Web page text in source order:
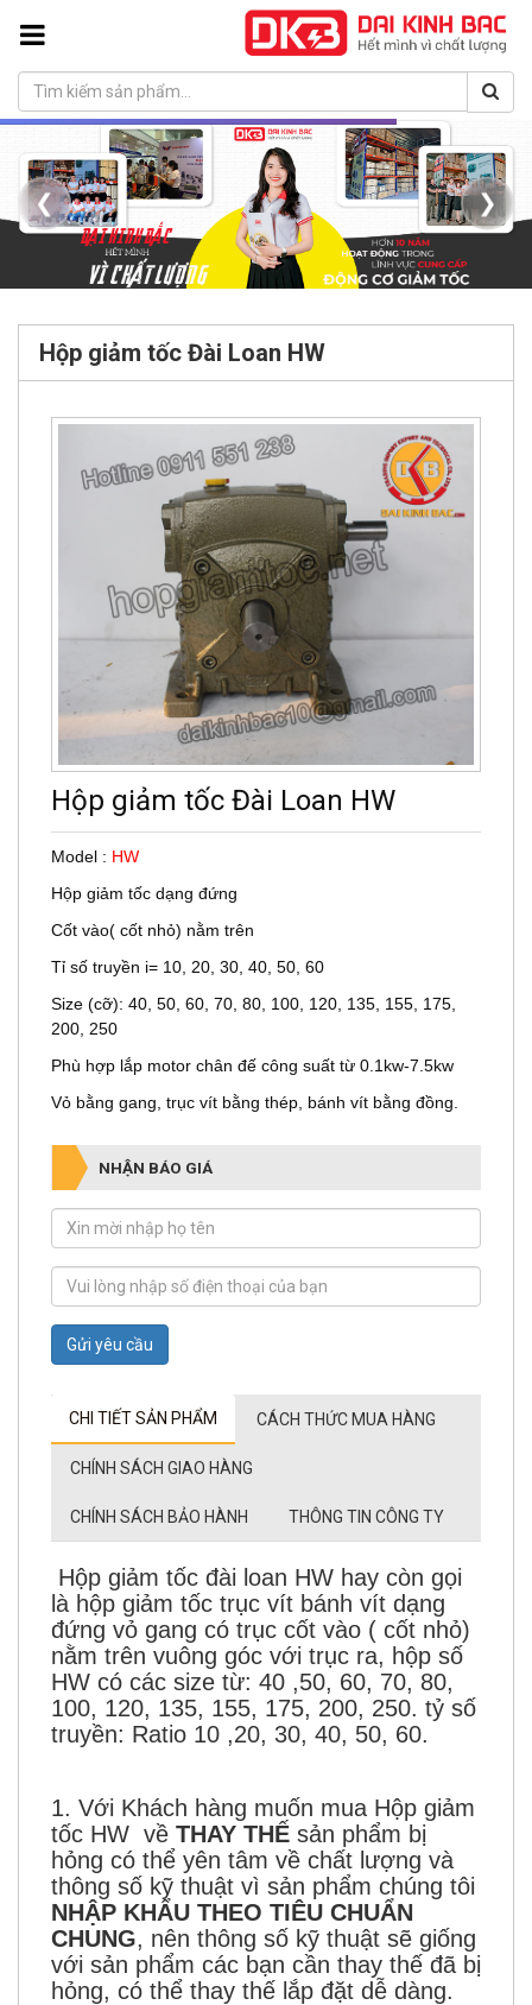
❮ ❯
Hộp giảm tốc Đài Loan HW
Hộp giảm tốc Đài Loan HW
Model : HW
Hộp giảm tốc dạng đứng
Cốt vào( cốt nhỏ) nằm trên
Tỉ số truyền i= 10, 20, 30, 40, 50, 60
Size (cỡ): 40, 50, 60, 70, 80, 100, 120, 135, 155, 175,
200, 250
Phù hợp lắp motor chân đế công suất từ 0.1kw-7.5kw
Vỏ bằng gang, trục vít bằng thép, bánh vít bằng đồng.
NHẬN BÁO GIÁ
Gửi yêu cầu
CHI TIẾT SẢN PHẨM CÁCH THỨC MUA HÀNG
CHÍNH SÁCH GIAO HÀNG
CHÍNH SÁCH BẢO HÀNH THÔNG TIN CÔNG TY
Hộp giảm tốc đài loan HW hay còn gọi
là hộp giảm tốc trục vít bánh vít dạng
đứng vỏ gang có trục cốt vào ( cốt nhỏ)
nằm trên vuông góc với trục ra, hộp số
HW có các size từ: 40 ,50, 60, 70, 80,
100, 120, 135, 155, 175, 200, 250. tỷ số
truyền: Ratio 10 ,20, 30, 40, 50, 60.
1. Với Khách hàng muốn mua Hộp giảm
tốc HW về THAY THẾ sản phẩm bị
hỏng có thể yên tâm về chất lượng và
thông số kỹ thuật vì sản phẩm chúng tôi
NHẬP KHẨU THEO TIÊU CHUẨN
CHUNG, nên thông số kỹ thuật sẽ giống
với sản phẩm các bạn cần thay thế đã bị
hỏng, có thể thay thế lắp đặt dễ dàng.